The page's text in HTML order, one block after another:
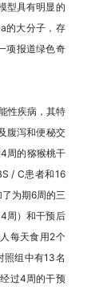
型具有明显的
的大分子，存
项报道绿色奇
性疾病，其特
腹泻和便秘交
周的猕猴桃干
/ C患者和16
为期6周的三
周）和干预后
每天食用2个
组中有13名
过4周的干预